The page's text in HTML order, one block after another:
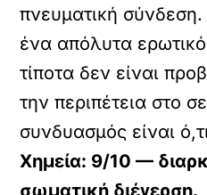
πνευματική
ένα απόλυτα ερωτικό
τίποτα δεν είναι
την περιπέτεια στο
συνδυασμός είναι
Χημεία: 9/10 —